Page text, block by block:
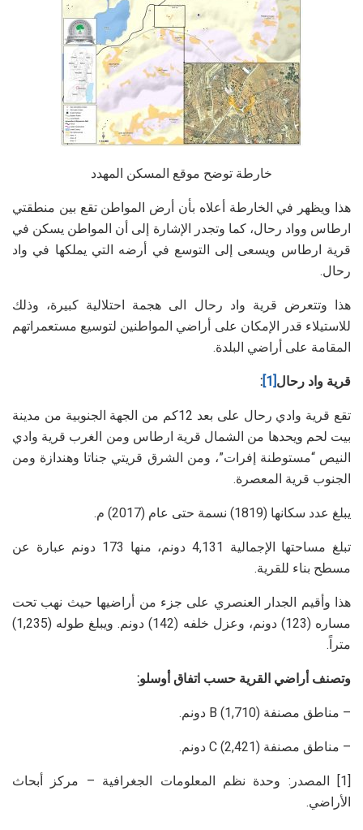
خارطة توضح موقع المسكن المهدد
هذا ويظهر في الخارطة أعلاه بأن أرض المواطن تقع بين منطقتي
ارطاس وواد رحال، كما وتجدر الإشارة إلى أن المواطن يسكن في
قرية ارطاس ويسعى إلى التوسع في أرضه التي يملكها في واد
رحال.
هذا وتتعرض قرية واد رحال الى هجمة احتلالية كبيرة، وذلك
للاستيلاء قدر الإمكان على أراضي المواطنين لتوسيع مستعمراتهم
المقامة على أراضي البلدة.
قرية واد رحال[1]
:
تقع قرية وادي رحال على بعد 12كم من الجهة الجنوبية من مدينة
بيت لحم ويحدها من الشمال قرية ارطاس ومن الغرب قرية وادي
النيص “مستوطنة إفرات”، ومن الشرق قريتي جناتا وهندازة ومن
الجنوب قرية المعصرة.
يبلغ عدد سكانها (1819) نسمة حتى عام (2017) م.
تبلغ مساحتها الإجمالية 4,131 دونم، منها 173 دونم عبارة عن
مسطح بناء للقرية.
هذا وأقيم الجدار العنصري على جزء من أراضيها حيث نهب تحت
مساره (123) دونم، وعزل خلفه (142) دونم. ويبلغ طوله (1,235)
متراً.
وتصنف أراضي القرية حسب اتفاق أوسلو:
– مناطق مصنفة B (1,710) دونم.
– مناطق مصنفة C (2,421) دونم.
[1] المصدر: وحدة نظم المعلومات الجغرافية – مركز أبحاث
الأراضي.